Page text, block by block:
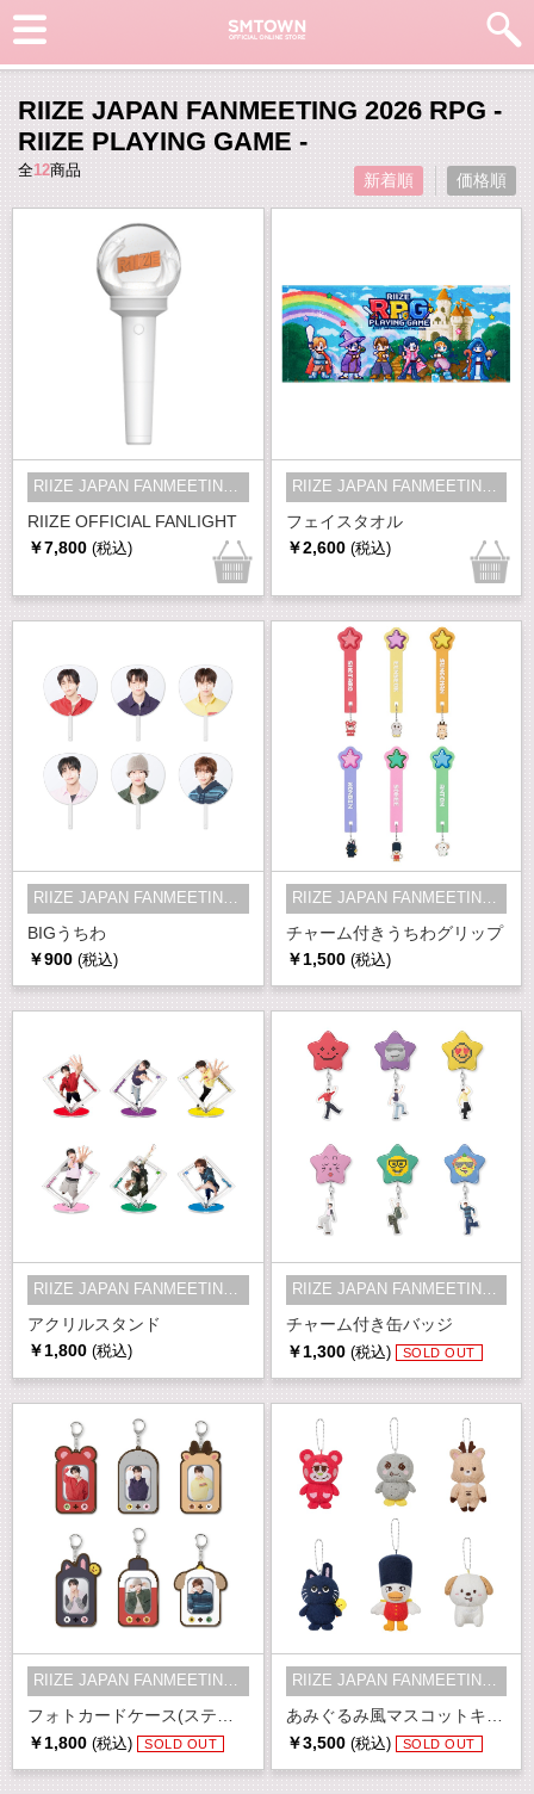
RIIZE JAPAN FANMEETING 2026 RPG -
RIIZE PLAYING GAME -
全12商品 新着順 価格順
RIIZE OFFICIAL FANLIGHT
￥7,800 (税込)
フェイスタオル
￥2,600 (税込)
BIGうちわ
RIIZE JAPAN FANMEETING 2026 RPG -...
￥900 (税込)
チャーム付きうちわグリップ
RIIZE JAPAN FANMEETING 2026 RPG -...
￥1,500 (税込)
アクリルスタンド
￥1,800 (税込)
チャーム付き缶バッジ
￥1,300 (税込) SOLD OUT
RIIZE JAPAN FANMEETING 2026 RPG -...
￥1,800 (税込) SOLD OUT
あみぐるみ風マスコットキーホルダー
RIIZE JAPAN FANMEETING 2026 RPG -...
￥3,500 (税込) SOLD OUT